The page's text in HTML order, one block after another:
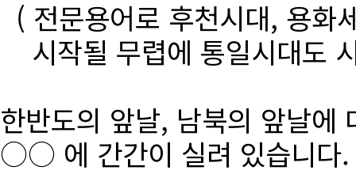
( 전문용어로 후천시대, 용화
시작될 무렵에 통일시대도
한반도의 앞날, 남북의 앞날에
○○ 에 간간이 실려 있습니다.